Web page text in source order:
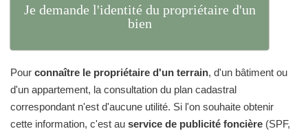
Je demande l'identité du propriétaire d'un
bien
Pour connaître le propriétaire d'un terrain, d'un bâtiment ou
d'un appartement, la consultation du plan cadastral
correspondant n'est d'aucune utilité. Si l'on souhaite obtenir
cette information, c'est au service de publicité foncière (SPF,